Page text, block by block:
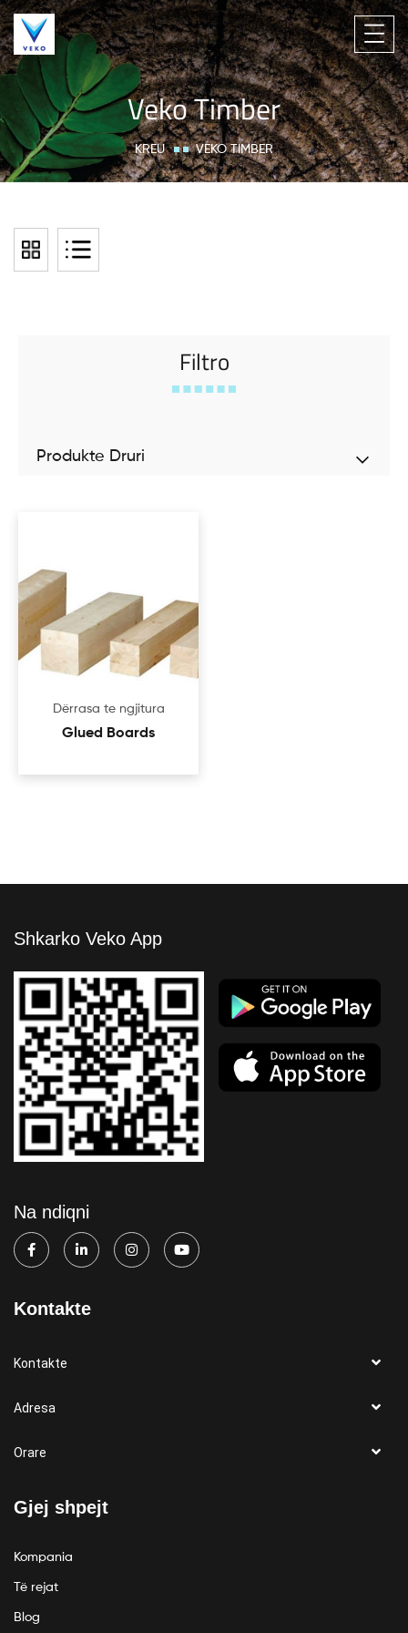
Veko Timber
KREU VEKO TIMBER
Filtro
Produkte Druri
Dërrasa te ngjitura
Glued Boards
Shkarko Veko App
Na ndiqni
Kontakte
Kontakte
Adresa
Orare
Gjej shpejt
Kompania
Të rejat
Blog